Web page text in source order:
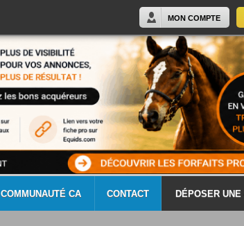
MON COMPTE
COMMUNAUTÉ CA CONTACT DÉPOSER UNE